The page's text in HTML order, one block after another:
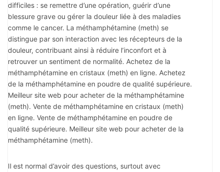
difficiles : se remettre d’une opération, guérir d’une
blessure grave ou gérer la douleur liée à des maladies
comme le cancer. La méthamphétamine (meth) se
distingue par son interaction avec les récepteurs de la
douleur, contribuant ainsi à réduire l’inconfort et à
retrouver un sentiment de normalité. Achetez de la
méthamphétamine en cristaux (meth) en ligne. Achetez
de la méthamphétamine en poudre de qualité supérieure.
Meilleur site web pour acheter de la méthamphétamine
(meth). Vente de méthamphétamine en cristaux (meth)
en ligne. Vente de méthamphétamine en poudre de
qualité supérieure. Meilleur site web pour acheter de la
méthamphétamine (meth).
Il est normal d’avoir des questions, surtout avec